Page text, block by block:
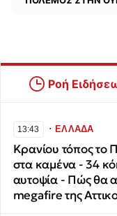
Ροή
13:43 ∙ΕΛΛΑΔΑ
Κρανίου τόπος το
στα καμένα - 34
αυτοψία - Πώς θα
megafire της